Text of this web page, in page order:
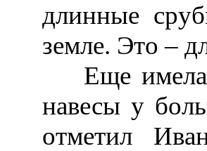
длинные
земле. Это –
Еще
навесы у
отметил